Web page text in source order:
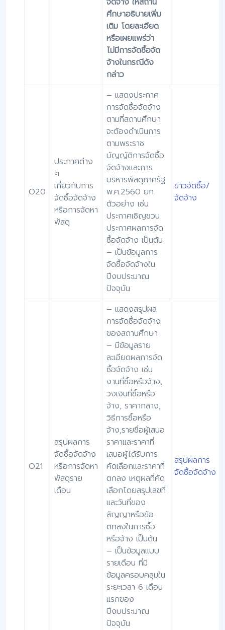
ศึกษาอธิบายเพิ่ม
เติม โดยละเอียด
หรือเผยแพร่ว่า
ไม่มีการจัดซื้อจัด
จ้างในกรณีดัง
กล่าว
O20
ประกาศต่าง
ๆ
เกี่ยวกับการ
จัดซื้อจัดจ้าง
หรือการจัดหา
พัสดุ
– แสดงประกาศ
การจัดซื้อจัดจ้าง
ตามที่สถานศึกษา
จะต้องดำเนินการ
ตามพระราช
บัญญัติการจัดซื้อ
จัดจ้างและการ
บริหารพัสดุภาครัฐ
พ.ศ.2560 ยก
ตัวอย่าง เช่น
ประกาศเชิญชวน
ประกาศผลการจัด
ซื้อจัดจ้าง เป็นต้น
– เป็นข้อมูลการ
จัดซื้อจัดจ้างใน
ปีงบประมาณ
ปัจจุบัน
ข่าวจัดซื้อ/
จัดจ้าง
O21
สรุปผลการ
จัดซื้อจัดจ้าง
หรือการจัดหา
พัสดุราย
เดือน
– แสดงสรุปผล
การจัดซื้อจัดจ้าง
ของสถานศึกษา
– มีข้อมูลราย
ละเอียดผลการจัด
ซื้อจัดจ้าง เช่น
งานที่ซื้อหรือจ้าง,
วงเงินที่ซื้อหรือ
จ้าง, ราคากลาง,
วิธีการซื้อหรือ
จ้าง,รายชื่อผู้เสนอ
ราคาและราคาที่
เสนอผู้ได้รับการ
คัดเลือกและราคาที่
ตกลง เหตุผลที่คัด
เลือกโดยสรุปเลขที่
และวันที่ของ
สัญญาหรือข้อ
ตกลงในการซื้อ
หรือจ้าง เป็นต้น
– เป็นข้อมูลแบบ
รายเดือน ที่มี
ข้อมูลครอบคลุมใน
ระยะเวลา 6 เดือน
แรกของ
ปีงบประมาณ
ปัจจุบัน
สรุปผลการ
จัดซื้อจัดจ้าง